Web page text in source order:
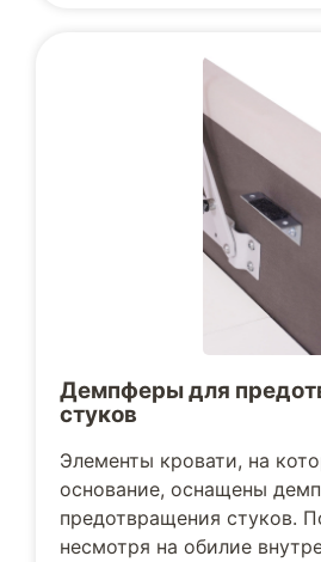
Демпферы для
стуков
Элементы кровати, на
основание, оснащены
предотвращения стуков.
несмотря на обилие